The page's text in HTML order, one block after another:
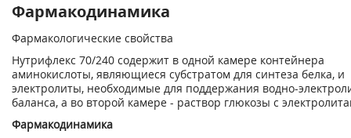
Фармакодинамика
Фармакологические свойства
Нутрифлекс 70/240 содержит в одной камере контейнера
аминокислоты, являющиеся субстратом для синтеза белка, и
электролиты, необходимые для поддержания водно-
баланса, а во второй камере - раствор глюкозы с
Фармакодинамика